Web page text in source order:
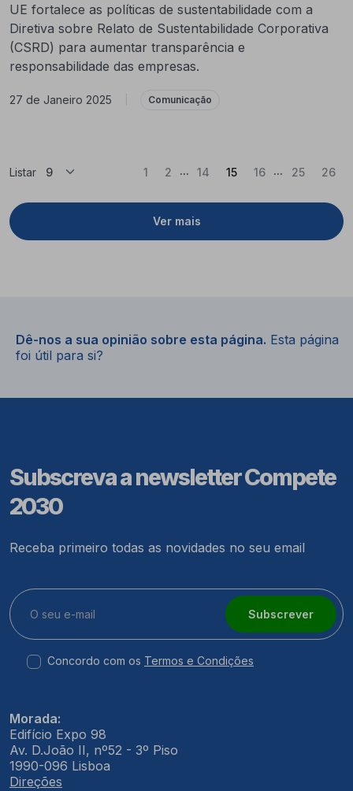
UE fortalece as políticas de sustentabilidade com a
Diretiva sobre Relato de Sustentabilidade Corporativa
(CSRD) para aumentar transparência e
responsabilidade das empresas.
27 de Janeiro 2025 Comunicação
Listar
Ver mais
1 2 ... 14 15(Atual)
16 ... 25 26
Dê-nos a sua opinião sobre esta página. Esta página
foi útil para si?
Subscreva a newsletter Compete
2030
Receba primeiro todas as novidades no seu email
Subscrever
Concordo com os Termos e Condições
Morada:
Edifício Expo 98
Av. D.João II, nº52 - 3º Piso
1990-096 Lisboa
Direções